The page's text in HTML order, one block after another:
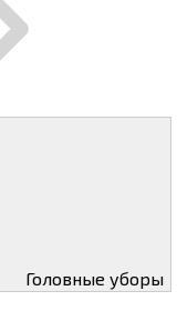
Головные уборы